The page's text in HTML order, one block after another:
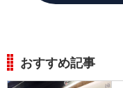
おすすめ記事